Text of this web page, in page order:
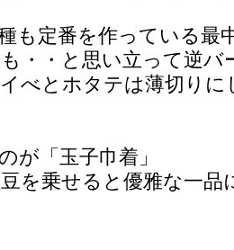
も定番を作っている最
・・と思い立って逆バ
べとホタテは薄切りに
が「玉子巾着」
を乗せると優雅な一品